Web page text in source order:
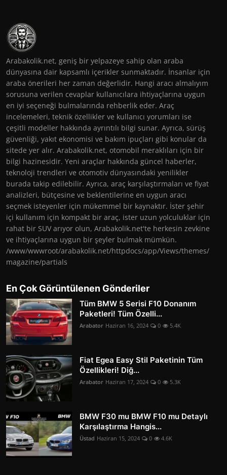
Arabakolik.net, geniş bir yelpazeye sahip olan araba
dünyasına dair kapsamlı içerikler sunmaktadır. İnsanlar için
araba önerileri her zaman değerlidir. Hangi aracı almalıyım
sorusuna verilen cevaplar kullanıcılara ihtiyaçlarına uygun
en iyi seçeneği bulmalarında rehberlik eder. Araç
incelemeleri, teknik özellikler ve kullanıcı yorumları ise
çeşitli modeller hakkında ayrıntılı bilgi sunar. Ayrıca, sürüş
güvenliği, yakıt ekonomisi ve bakım ipuçları gibi konular da
sitede yer alır. Arabakolik.net, otomobil meraklıları için bir
bilgi hazinesidir. Yeni araçlar hakkında güncel haberler,
teknoloji trendleri ve otomotiv dünyasındaki yenilikler
burada takip edilebilir. Ayrıca, araç karşılaştırmaları ve fiyat
analizleri, bütçesine ve beklentilerine en uygun aracı
seçmek isteyenler için mükemmel bir kaynaktır. İster şehir
içi kullanım için kompakt bir araç, ister uzun yolculuklar için
rahat bir SUV arıyor olun, Arabakolik.net'te herkesin zevkine
ve ihtiyaçlarına uygun bir şeyler bulmak mümkün.
/www/wwwroot/arabakolik.net/httpdocs/app/Views/themes/
magazine/partials
En Çok Görüntülenen Gönderiler
Tüm BMW 5 Serisi F10 Donanım
Paketleri! Tüm Özelli...
Arabator Haziran 16, 2024 0 5.4K
Fiat Egea Easy Stil Paketinin Tüm
Özellikleri! Diğ...
Arabator Haziran 17, 2024 0 5.3K
BMW F30 mu BMW F10 mu Detaylı
Karşılaştırma Hangis...
Üstad Haziran 15, 2024 0 4.6K